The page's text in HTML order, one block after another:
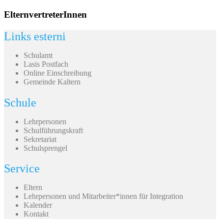
ElternvertreterInnen
Links esterni
Schulamt
Lasis Postfach
Online Einschreibung
Gemeinde Kaltern
Schule
Lehrpersonen
Schulführungskraft
Sekretariat
Schulsprengel
Service
Eltern
Lehrpersonen und Mitarbeiter*innen für Integration
Kalender
Kontakt